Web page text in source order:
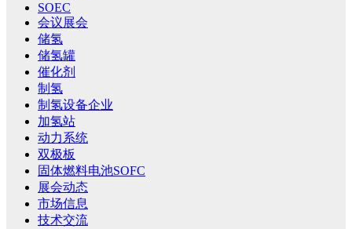
SOEC
会议展会
储氢
储氢罐
催化剂
制氢
制氢设备企业
加氢站
动力系统
双极板
固体燃料电池SOFC
展会动态
市场信息
技术交流